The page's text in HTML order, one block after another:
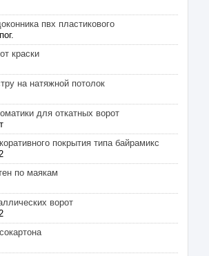
пвх пластикового
краски
на натяжной потолок
для откатных ворот
покрытия типа байрамикс
по маякам
ворот